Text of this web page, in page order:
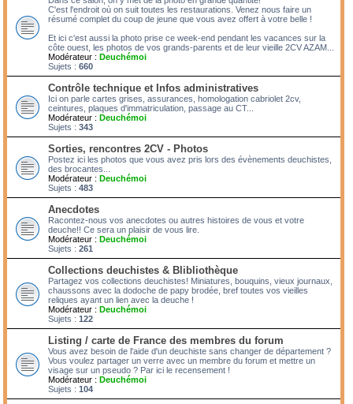
C'est l'endroit où on suit toutes les restaurations. Venez nous faire un
résumé complet du coup de jeune que vous avez offert à votre belle !
Et ici c'est aussi la photo prise ce week-end pendant les vacances sur la
côte ouest, les photos de vos grands-parents et de leur vieille 2CV AZAM...
Modérateur : Deuchémoi
Sujets : 660
Contrôle technique et Infos administratives
Ici on parle cartes grises, assurances, homologation cabriolet 2cv,
ceintures, plaques d'immatriculation, passage au CT...
Modérateur : Deuchémoi
Sujets : 343
Sorties, rencontres 2CV - Photos
Postez ici les photos que vous avez pris lors des évènements deuchistes,
des brocantes...
Modérateur : Deuchémoi
Sujets : 483
Anecdotes
Racontez-nous vos anecdotes ou autres histoires de vous et votre
deuche!! Ce sera un plaisir de vous lire.
Modérateur : Deuchémoi
Sujets : 261
Collections deuchistes & Blibliothèque
Partagez vos collections deuchistes! Miniatures, bouquins, vieux journaux,
chaussons avec la dodoche de papy brodée, bref toutes vos vieilles
reliques ayant un lien avec la deuche !
Modérateur : Deuchémoi
Sujets : 122
Listing / carte de France des membres du forum
Vous avez besoin de l'aide d'un deuchiste sans changer de département ?
Vous voulez partager un verre avec un membre du forum et mettre un
visage sur un pseudo ? Par ici le recensement !
Modérateur : Deuchémoi
Sujets : 104